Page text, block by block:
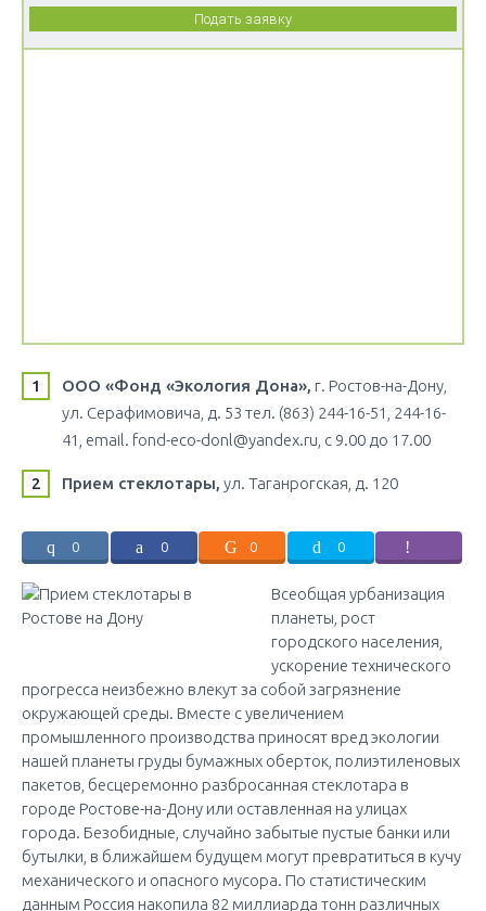
Подать заявку
ООО «Фонд «Экология Дона», г. Ростов-на-Дону,
ул. Серафимовича, д. 53 тел. (863) 244-16-51, 244-16-
41, email. fond-eco-donl@уаndex.ru, с 9.00 до 17.00
Прием стеклотары, ул. Таганрогская, д. 120
0 0 0 0
Всеобщая урбанизация
планеты, рост
городского населения,
ускорение технического
прогресса неизбежно влекут за собой загрязнение
окружающей среды. Вместе с увеличением
промышленного производства приносят вред экологии
нашей планеты груды бумажных оберток, полиэтиленовых
пакетов, бесцеремонно разбросанная стеклотара в
городе Ростове-на-Дону или оставленная на улицах
города. Безобидные, случайно забытые пустые банки или
бутылки, в ближайшем будущем могут превратиться в кучу
механического и опасного мусора. По статистическим
данным Россия накопила 82 миллиарда тонн различных